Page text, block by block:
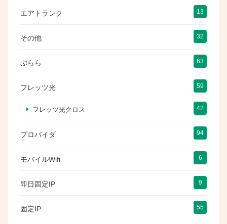
エアトランク 13
その他 32
ぷらら 63
フレッツ光 59
フレッツ光クロス 42
プロバイダ 94
モバイルWifi 6
即日固定IP 9
固定IP 55